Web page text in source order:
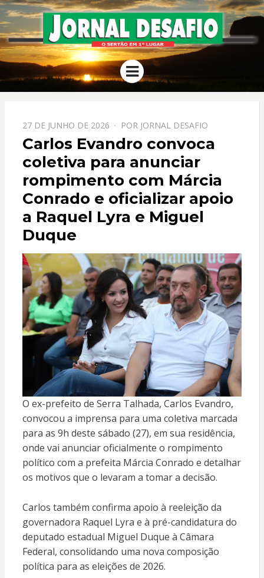
JORNAL
DESAFIO
O Sertão em 1º Lugar
Menu
PPOSTADO
EM
27 DE JUNHO DE 2026 POR JORNAL DESAFIO
Carlos Evandro convoca
coletiva para anunciar
rompimento com Márcia
Conrado e oficializar apoio
a Raquel Lyra e Miguel
Duque
O ex-prefeito de Serra Talhada, Carlos Evandro,
convocou a imprensa para uma coletiva marcada
para as 9h deste sábado (27), em sua residência,
onde vai anunciar oficialmente o rompimento
político com a prefeita Márcia Conrado e detalhar
os motivos que o levaram a tomar a decisão.
Carlos também confirma apoio à reeleição da
governadora Raquel Lyra e à pré-candidatura do
deputado estadual Miguel Duque à Câmara
Federal, consolidando uma nova composição
política para as eleições de 2026.